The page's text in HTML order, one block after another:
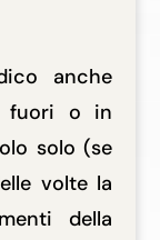
anche
fuori o in
solo (se
volte la
della